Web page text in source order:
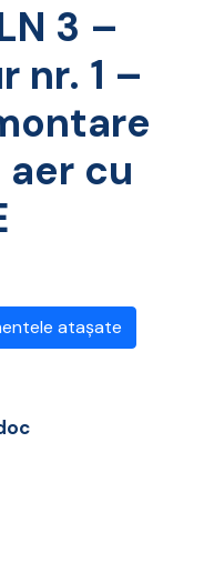
3 –
nr. 1 –
cu
atașate